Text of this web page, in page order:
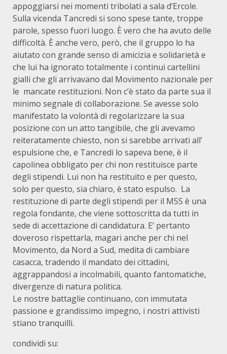
appoggiarsi nei momenti tribolati a sala d’Ercole.
Sulla vicenda Tancredi si sono spese tante, troppe
parole, spesso fuori luogo. È vero che ha avuto delle
difficoltà. È anche vero, però, che il gruppo lo ha
aiutato con grande senso di amicizia e solidarietà e
che lui ha ignorato totalmente i continui cartellini
gialli che gli arrivavano dal Movimento nazionale per
le mancate restituzioni. Non c’è stato da parte sua il
minimo segnale di collaborazione. Se avesse solo
manifestato la volontà di regolarizzare la sua
posizione con un atto tangibile, che gli avevamo
reiteratamente chiesto, non si sarebbe arrivati all’
espulsione che, e Tancredi lo sapeva bene, è il
capolinea obbligato per chi non restituisce parte
degli stipendi. Lui non ha restituito e per questo,
solo per questo, sia chiaro, è stato espulso. La
restituzione di parte degli stipendi per il M5S è una
regola fondante, che viene sottoscritta da tutti in
sede di accettazione di candidatura. E’ pertanto
doveroso rispettarla, magari anche per chi nel
Movimento, da Nord a Sud, medita di cambiare
casacca, tradendo il mandato dei cittadini,
aggrappandosi a incolmabili, quanto fantomatiche,
divergenze di natura politica.
Le nostre battaglie continuano, con immutata
passione e grandissimo impegno, i nostri attivisti
stiano tranquilli.
condividi su: